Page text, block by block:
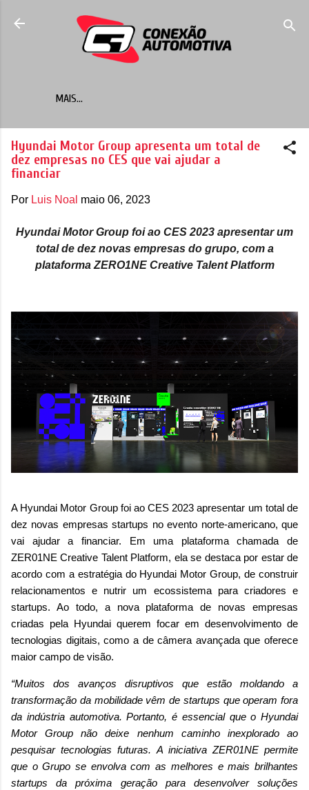
Pular para o conteúdo principal
MAIS…
Hyundai Motor Group apresenta um total de
dez empresas no CES que vai ajudar a
financiar
Por Luis Noal maio 06, 2023
Hyundai Motor Group foi ao CES 2023 apresentar um
total de dez novas empresas do grupo, com a
plataforma ZERO1NE Creative Talent Platform
A Hyundai Motor Group foi ao CES 2023 apresentar um total de
dez novas empresas startups no evento norte-americano, que
vai ajudar a financiar. Em uma plataforma chamada de
ZER01NE Creative Talent Platform, ela se destaca por estar de
acordo com a estratégia do Hyundai Motor Group, de construir
relacionamentos e nutrir um ecossistema para criadores e
startups. Ao todo, a nova plataforma de novas empresas
criadas pela Hyundai querem focar em desenvolvimento de
tecnologias digitais, como a de câmera avançada que oferece
maior campo de visão.
“Muitos dos avanços disruptivos que estão moldando a
transformação da mobilidade vêm de startups que operam fora
da indústria automotiva. Portanto, é essencial que o Hyundai
Motor Group não deixe nenhum caminho inexplorado ao
pesquisar tecnologias futuras. A iniciativa ZER01NE permite
que o Grupo se envolva com as melhores e mais brilhantes
startups da próxima geração para desenvolver soluções